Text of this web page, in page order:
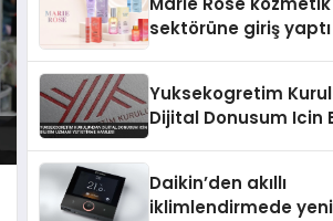
sektörüne giriş yaptı
Yuksekogretim
Dijital Donusum Icin
Daikin’den akıllı
iklimlendirmede yeni